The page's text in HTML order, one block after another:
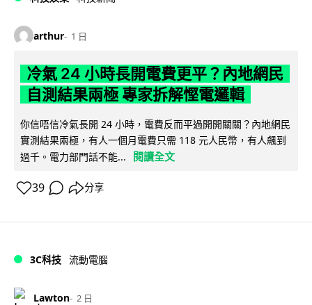
arthur 1 日
冷氣 24 小時長開電費更平？內地網民
自測結果兩極 專家拆解慳電邏輯
你信唔信冷氣長開 24 小時，電費反而平過開開關關？內地網民
實測結果兩極，有人一個月電費只需 118 元人民幣，有人飆到
過千。電力部門話不能...
閱讀全文
39 分享
3C科技 流動電腦
Lawton 2 日